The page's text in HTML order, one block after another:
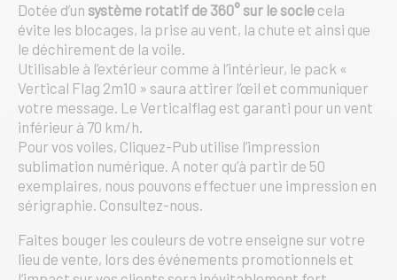
Dotée d’un système rotatif de 360° sur le socle cela
évite les blocages, la prise au vent, la chute et ainsi que
le déchirement de la voile.
Utilisable à l’extérieur comme à l’intérieur, le pack «
Vertical Flag 2m10 » saura attirer l’œil et communiquer
votre message. Le Verticalflag est garanti pour un vent
inférieur à 70 km/h.
Pour vos voiles, Cliquez-Pub utilise l’impression
sublimation numérique. A noter qu’à partir de 50
exemplaires, nous pouvons effectuer une impression en
sérigraphie. Consultez-nous.
Faites bouger les couleurs de votre enseigne sur votre
lieu de vente, lors des événements promotionnels et